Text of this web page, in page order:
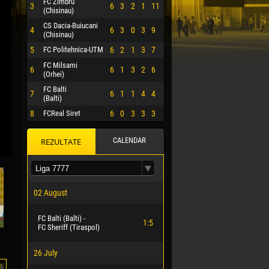
3
(Chisinau)
6 3 2 1 11
4
CS Dacia-Buiucani
(Chisinau)
6 3 0 3 9
5 FC Politehnica-UTM 6 2 1 3 7
6
FC Milsami
(Orhei)
6 1 3 2 6
7
FC Balti
(Balti)
6 1 1 4 4
8 FCReal Siret 6 0 3 3 3
REZULTATE CALENDAR
02 August
FC Balti (Balti) -
FC Sheriff (Tiraspol)
1:5
26 July